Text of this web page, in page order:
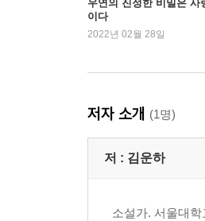
세상에서 가장 멋진
우리는 얼마나 많은
기이한 백과사전과
죽기 전에 돈키호테나
우연의 진정한 비밀은 사
이다
2022년 02월 28일
저자 소개 (1명)
저 : 김운하
소설가. 서울대